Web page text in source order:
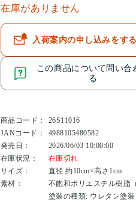
在庫がありません
入荷案内の申し込みをする
この商品について問い合
る
商品コード：
26S11016
JANコード：
4988105480582
発売日：
2026/06/03 10:00:00
在庫状況：
在庫切れ
サイズ：
直径 約10cm×高さ1cm
素材：
不飽和ポリエステル樹脂
塗装の種類: ウレタン塗装